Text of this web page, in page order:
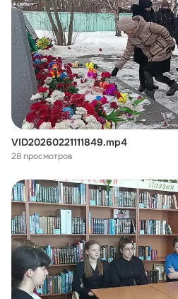
VID20260221111849.mp4
28 просмотров